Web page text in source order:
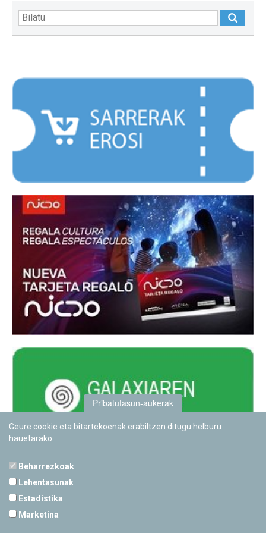
Pribatutasun-aukerak
Geure cookie eta bitartekoenak erabiltzen ditugu helburu
hauetarako:
Beharrezkoak
Lehentasunak
Estadistika
Marketina